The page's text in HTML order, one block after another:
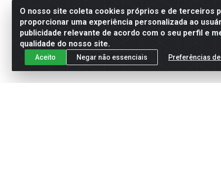
O nosso site coleta cookies próprios e de terceiros
proporcionar uma experiência personalizada ao
publicidade relevante de acordo com o seu perfil e
qualidade do nosso site.
Aceito Negar não essenciais Preferências